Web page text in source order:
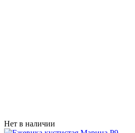
Нет в наличии